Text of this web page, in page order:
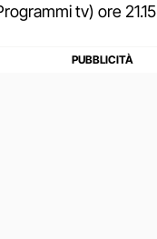
tv) ore 21.15